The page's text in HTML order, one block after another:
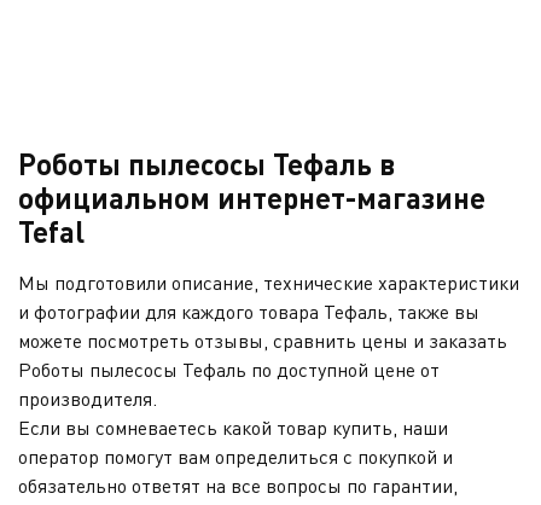
Роботы пылесосы Тефаль в
официальном интернет-магазине
Tefal
Мы подготовили описание, технические характеристики
и фотографии для каждого товара Тефаль, также вы
можете посмотреть отзывы, сравнить цены и заказать
Роботы пылесосы Тефаль по доступной цене от
производителя.
Если вы сомневаетесь какой товар купить, наши
оператор помогут вам определиться с покупкой и
обязательно ответят на все вопросы по гарантии,